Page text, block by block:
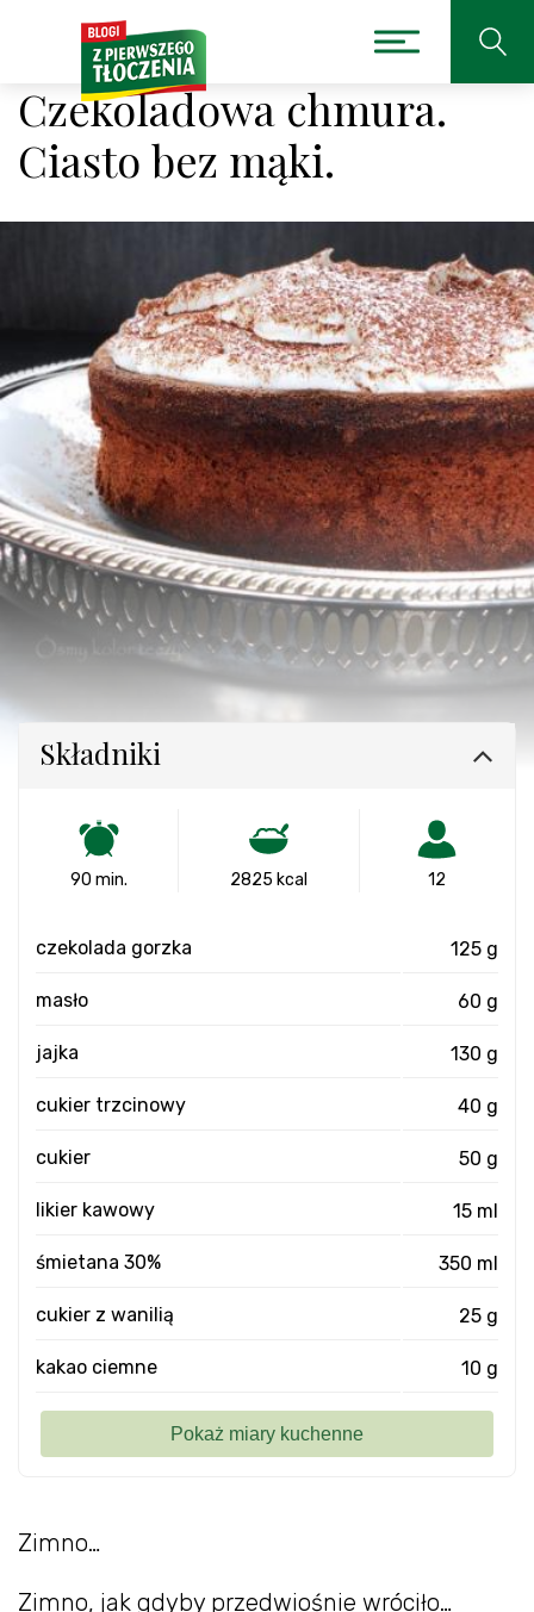
Czekoladowa chmura.
Ciasto bez mąki.
Zimno…
Zimno, jak gdyby przedwiośnie wróciło…
Składniki
90 min. 2825 kcal 12
czekolada gorzka 125 g
masło 60 g
jajka 130 g
cukier trzcinowy 40 g
cukier 50 g
likier kawowy 15 ml
śmietana 30% 350 ml
cukier z wanilią 25 g
kakao ciemne 10 g